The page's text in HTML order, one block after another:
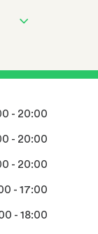
- 20:00
- 20:00
- 20:00
- 17:00
- 18:00